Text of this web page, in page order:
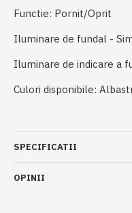
Functie: Pornit/Oprit
Iluminare de fundal -
Iluminare de indicare a
Culori disponibile:
SPECIFICATII
OPINII